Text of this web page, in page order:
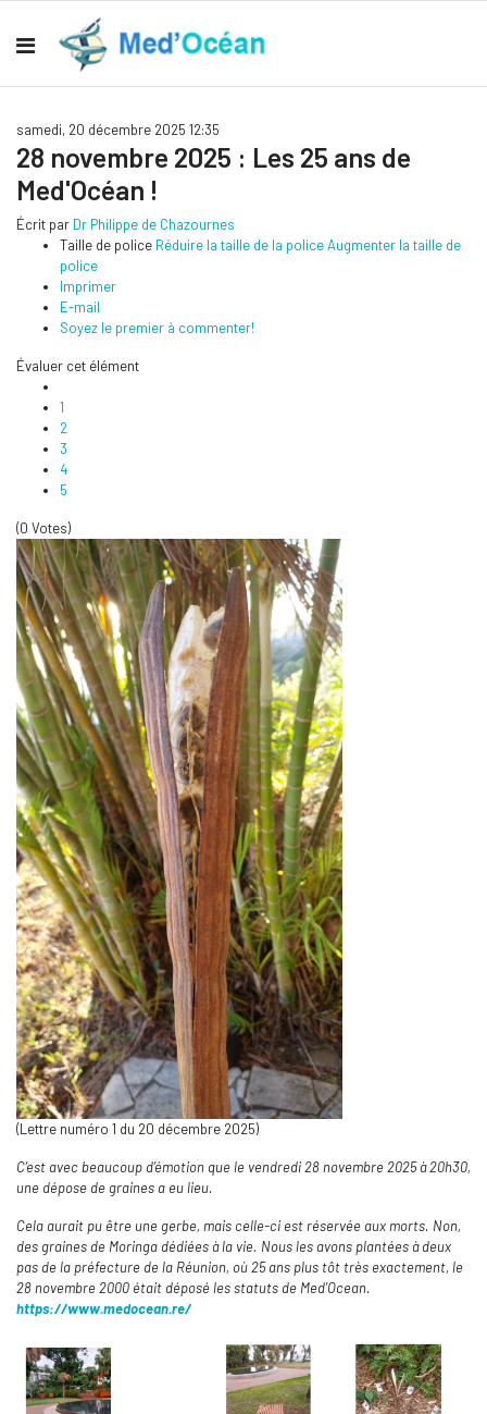
samedi, 20 décembre 2025 12:35
28 novembre 2025 : Les 25 ans de
Med'Océan !
Écrit par Dr Philippe de Chazournes
Taille de police Réduire la taille de la policeAugmenter la taille de
police
Imprimer
E-mail
Soyez le premier à commenter!
Évaluer cet élément
1
2
3
4
5
(0 Votes)
(Lettre numéro 1 du 20 décembre 2025)
C’est avec beaucoup d’émotion que le vendredi 28 novembre 2025 à 20h30,
une dépose de graines a eu lieu.
Cela aurait pu être une gerbe, mais celle-ci est réservée aux morts. Non,
des graines de Moringa dédiées à la vie. Nous les avons plantées à deux
pas de la préfecture de la Réunion, où 25 ans plus tôt très exactement, le
28 novembre 2000 était déposé les statuts de Med’Ocean.
https://www.medocean.re/